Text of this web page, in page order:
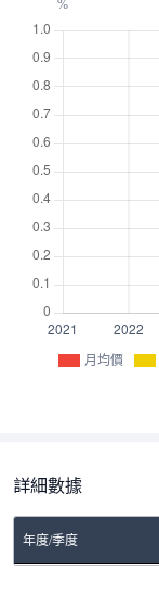
月均價
詳細數據
年度/季度